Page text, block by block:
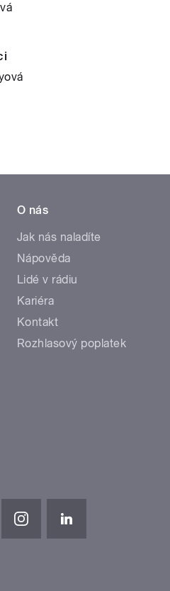
O nás
Jak nás naladíte
Nápověda
Lidé v rádiu
Kariéra
Kontakt
Rozhlasový poplatek